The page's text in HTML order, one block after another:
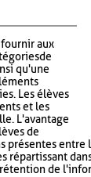
aux
de
qu'une
Les élèves
et les
L'avantage
de
entre
répartissant
de